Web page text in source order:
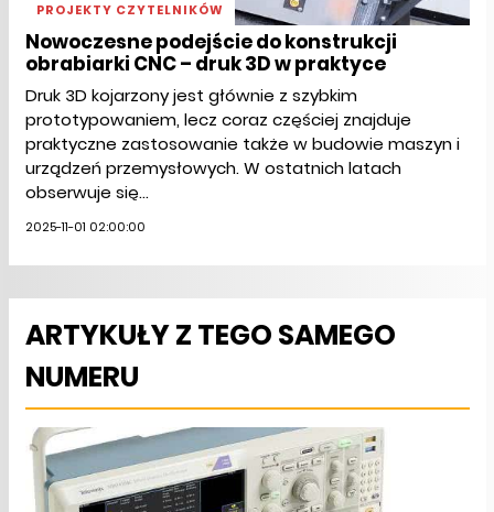
PROJEKTY CZYTELNIKÓW
Nowoczesne podejście do konstrukcji
obrabiarki CNC – druk 3D w praktyce
Druk 3D kojarzony jest głównie z szybkim
prototypowaniem, lecz coraz częściej znajduje
praktyczne zastosowanie także w budowie maszyn i
urządzeń przemysłowych. W ostatnich latach
obserwuje się...
2025-11-01 02:00:00
ARTYKUŁY Z TEGO SAMEGO
NUMERU